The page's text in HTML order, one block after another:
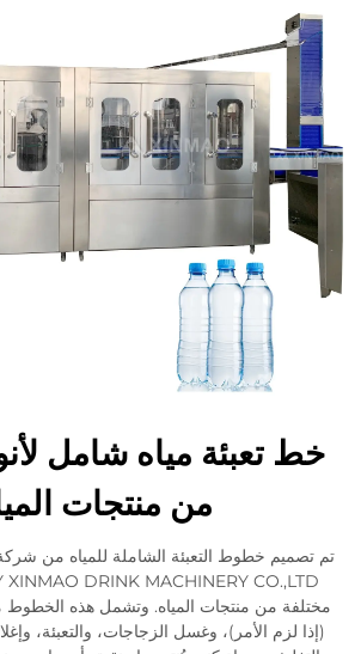
خط تعبئة مياه شامل
من منتجات
مختلفة من منتجات المياه. وتشمل هذه الخطوط
(إذا لزم الأمر)، وغسل الزجاجات، والتعبئة،